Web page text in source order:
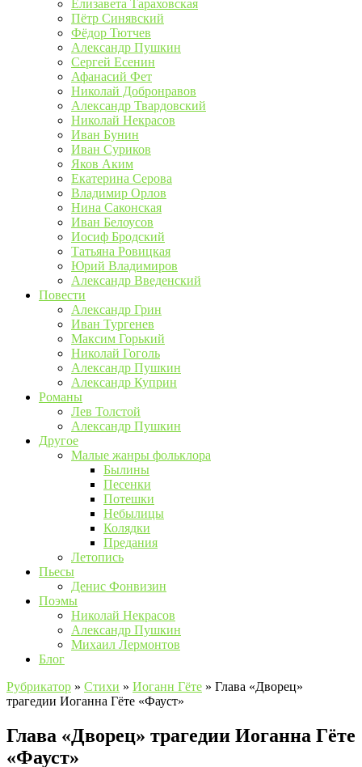
Елизавета Тараховская
Пётр Синявский
Фёдор Тютчев
Александр Пушкин
Сергей Есенин
Афанасий Фет
Николай Добронравов
Александр Твардовский
Николай Некрасов
Иван Бунин
Иван Суриков
Яков Аким
Екатерина Серова
Владимир Орлов
Нина Саконская
Иван Белоусов
Иосиф Бродский
Татьяна Ровицкая
Юрий Владимиров
Александр Введенский
Повести
Александр Грин
Иван Тургенев
Максим Горький
Николай Гоголь
Александр Пушкин
Александр Куприн
Романы
Лев Толстой
Александр Пушкин
Другое
Малые жанры фольклора
Былины
Песенки
Потешки
Небылицы
Колядки
Предания
Летопись
Пьесы
Денис Фонвизин
Поэмы
Николай Некрасов
Александр Пушкин
Михаил Лермонтов
Блог
Рубрикатор » Стихи » Иоганн Гёте » Глава «Дворец»
трагедии Иоганна Гёте «Фауст»
Глава «Дворец» трагедии Иоганна Гёте
«Фауст»